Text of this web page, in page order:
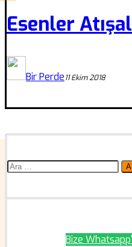
Esenler
Bir Perde11 Ekim 2018
Arama:
Bize